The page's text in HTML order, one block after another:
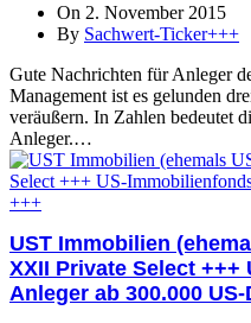
On 2. November 2015
By Sachwert-Ticker+++
Gute Nachrichten für Anleger
Management ist es gelunden
veräußern. In Zahlen bedeutet
Anleger.…
UST Immobilien
XXII Private Select
Anleger ab 300.000